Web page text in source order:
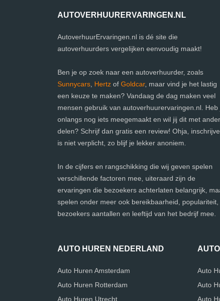
AUTOVERHUURERVARINGEN.NL
AutoverhuurErvaringen.nl is dé site die
autoverhuurders vergelijken eenvoudig maakt!
Ben je op zoek naar een autoverhuurder, zoals
Sunnycars Hertz of Goldcar, maar vind je het lastig
een keuze te maken? Vandaag de dag maken veel
mensen gebruik van autoverhuurervaringen.nl. Heb
onlangs nog iets meegemaakt en wil jij dit met
delen? Schrijf dan gratis een review! Ohja,
is niet verplicht, zo blijf je lekker anoniem.
In de cijfers en rangschikking die wij geven spelen
verschillende factoren mee, uiteraard zijn de
ervaringen die bezoekers achterlaten belangrijk,
spelen onder meer ook bereikbaarheid, populariteit,
bezoekers aantallen en leeftijd van het bedrijf mee.
AUTO HUREN NEDERLAND
Auto Huren Amsterdam
Auto Huren Rotterdam
Auto Huren Utrecht
Auto
Auto
Auto